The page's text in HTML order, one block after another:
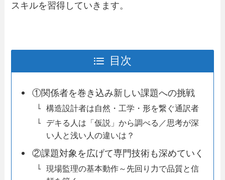
スキルを習得していきます。
目次
①関係者を巻き込み新しい課題への挑戦
構造設計者は自然・工学・形を繋ぐ通訳者
デキる人は「仮説」から調べる／思考が深
い人と浅い人の違いは？
②課題対象を広げて専門技術も深めていく
現場監理の基本動作～先回り力で品質と信